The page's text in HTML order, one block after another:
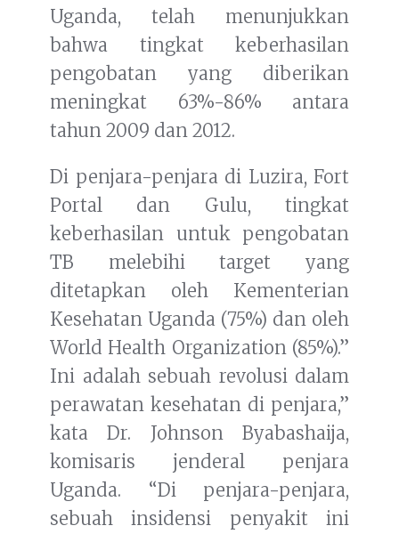
Uganda, telah menunjukkan
bahwa tingkat keberhasilan
pengobatan yang diberikan
meningkat 63%-86% antara
tahun 2009 dan 2012.
Di penjara-penjara di Luzira, Fort
Portal dan Gulu, tingkat
keberhasilan untuk pengobatan
TB melebihi target yang
ditetapkan oleh Kementerian
Kesehatan Uganda (75%) dan oleh
World Health Organization (85%).”
Ini adalah sebuah revolusi dalam
perawatan kesehatan di penjara,”
kata Dr. Johnson Byabashaija,
komisaris jenderal penjara
Uganda. “Di penjara-penjara,
sebuah insidensi penyakit ini